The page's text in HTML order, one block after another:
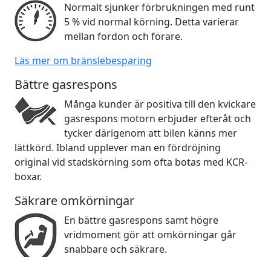
Normalt sjunker förbrukningen med runt
5 % vid normal körning. Detta varierar
mellan fordon och förare.
Läs mer om bränslebesparing
Bättre gasrespons
Många kunder är positiva till den kvickare
gasrespons motorn erbjuder efteråt och
tycker därigenom att bilen känns mer
lättkörd. Ibland upplever man en fördröjning
original vid stadskörning som ofta botas med KCR-
boxar.
Säkrare omkörningar
En bättre gasrespons samt högre
vridmoment gör att omkörningar går
snabbare och säkrare.